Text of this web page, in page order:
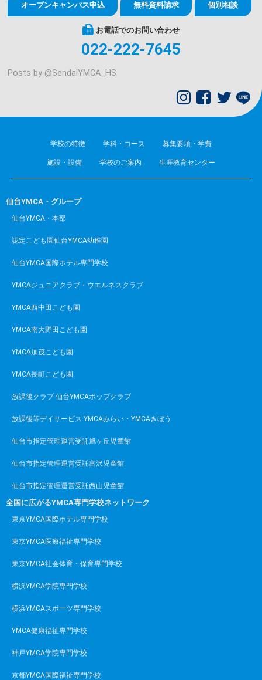
オープンキャンパス申込 無料資料請求 個別相談
お電話でのお問い合わせ
022-222-7645
Posts by @SendaiYMCA_HS
学校の特徴 学科・コース 募集要項・学費
施設・設備 学校のご案内 生涯教育センター
仙台YMCA・グループ
仙台YMCA・本部
認定こども園仙台YMCA幼稚園
仙台YMCA国際ホテル専門学校
YMCAジュニアクラブ・ウエルネスクラブ
YMCA西中田こども園
YMCA南大野田こども園
YMCA加茂こども園
YMCA長町こども園
放課後クラブ 仙台YMCAポップクラブ
放課後等デイサービス YMCAみらい・YMCAきぼう
仙台市指定管理運営受託旭ヶ丘児童館
仙台市指定管理運営受託富沢児童館
仙台市指定管理運営受託西山児童館
全国に広がるYMCA専門学校ネットワーク
東京YMCA国際ホテル専門学校
東京YMCA医療福祉専門学校
東京YMCA社会体育・保育専門学校
横浜YMCA学院専門学校
横浜YMCAスポーツ専門学校
YMCA健康福祉専門学校
神戸YMCA学院専門学校
京都YMCA国際福祉専門学校